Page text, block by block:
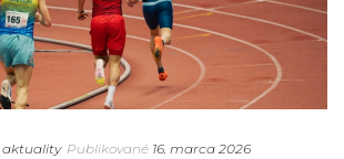
aktuality Publikované 16. marca 2026